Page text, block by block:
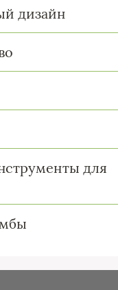
дизайн
для